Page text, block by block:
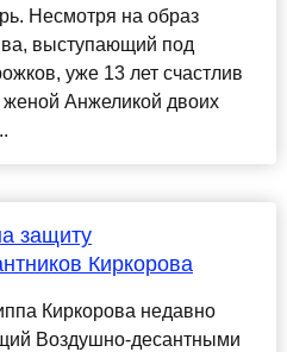
Несмотря на образ
выступающий под
уже 13 лет счастлив
женой Анжеликой двоих
защиту
Киркорова
Киркорова недавно
Воздушно-десантными